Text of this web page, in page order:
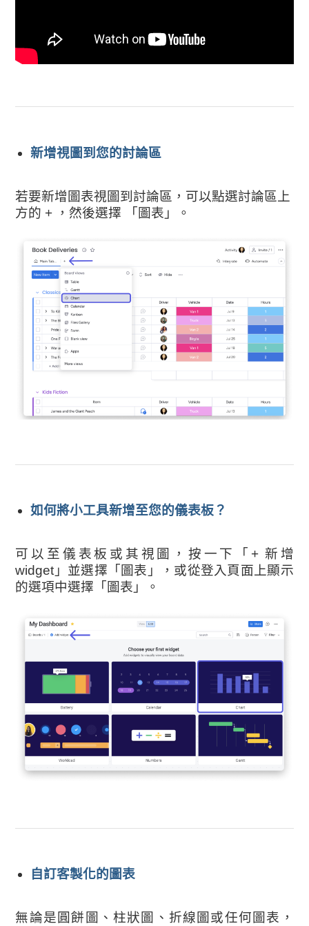
新增視圖到您的討論區
若要新增圖表視圖到討論區，可以點選討論區上
方的 + ，然後選擇 「圖表」。
如何將小工具新增至您的儀表板？
可以至儀表板或其視圖，按一下「+ 新增
widget」並選擇「圖表」，或從登入頁面上顯示
的選項中選擇「圖表」。
自訂客製化的圖表
無論是圓餅圖、柱狀圖、折線圖或任何圖表，